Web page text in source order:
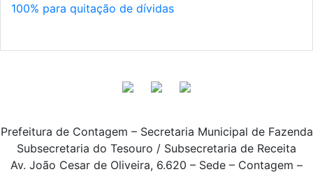
100% para quitação de dívidas
Prefeitura de Contagem – Secretaria Municipal de Fazenda
Subsecretaria do Tesouro / Subsecretaria de Receita
Av. João Cesar de Oliveira, 6.620 – Sede – Contagem –